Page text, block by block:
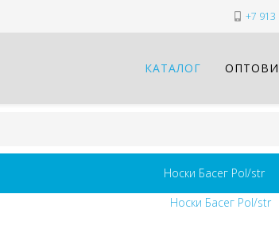
+7 913
КАТАЛОГ
Носки Басег Pol/str